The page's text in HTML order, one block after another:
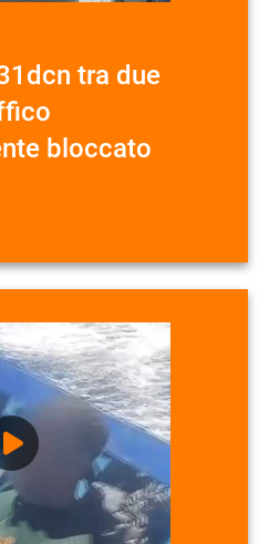
tra due
bloccato